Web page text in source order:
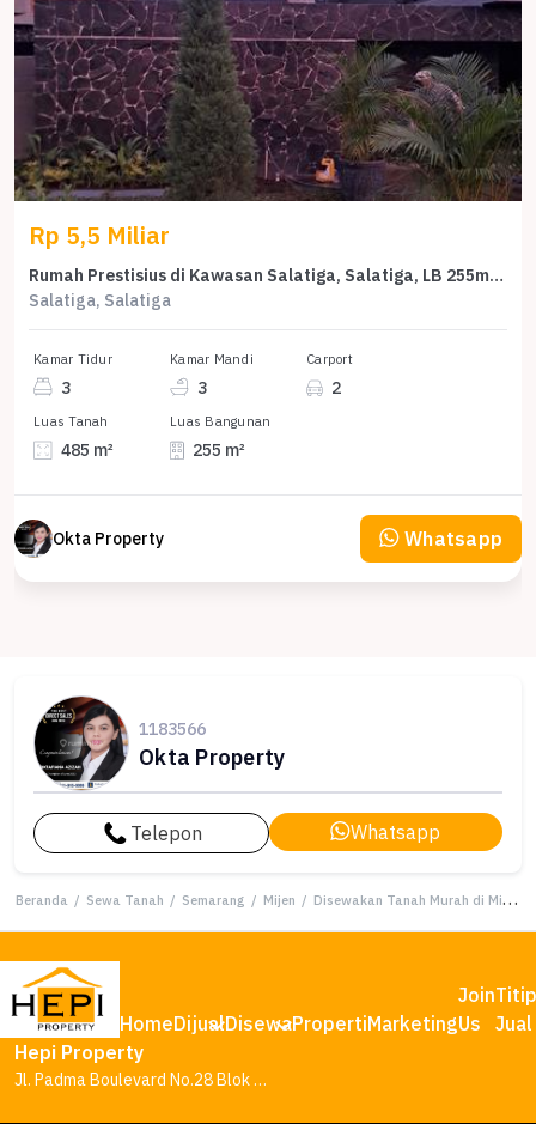
Rp 5,5 Miliar
Rumah Prestisius di Kawasan Salatiga, Salatiga, LB 255m², Harga 5,5 Miliar
Salatiga, Salatiga
Kamar Tidur
3
Kamar Mandi
3
Carport
2
Luas Tanah
485 m²
Luas Bangunan
255 m²
Okta Property Whatsapp
1183566
Okta Property
Telepon Whatsapp
Beranda / Sewa Tanah / Semarang / Mijen / Disewakan Tanah Murah di Mijen, Semarang, LT 689m²
HomeDijualDisewaPropertiMarketing
Join
Us
Jual
Hepi Property
Jl. Padma Boulevard No.28 Blok AA1, Tambakharjo, Kec. Semarang Barat, Kota Semarang, Jawa Tengah 50145